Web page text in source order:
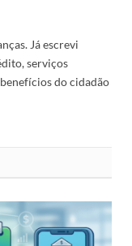
Já escrevi
serviços
do cidadão